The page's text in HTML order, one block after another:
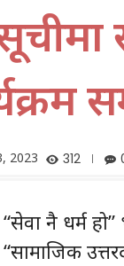
2023 312
“सेवा नै धर्म
“सामाजिक